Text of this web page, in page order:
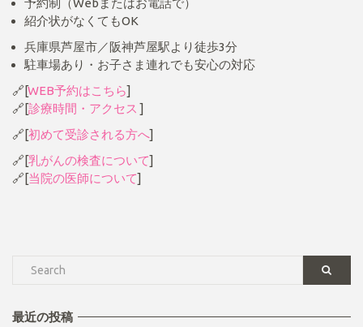
予約制（Webまたはお電話で）
紹介状がなくてもOK
兵庫県芦屋市／阪神芦屋駅より徒歩3分
駐車場あり・お子さま連れでも安心の対応
🔗[WEB予約はこちら]
🔗[診療時間・アクセス]
🔗[初めて受診される方へ]
🔗[乳がんの検査について]
🔗[当院の医師について]
最近の投稿